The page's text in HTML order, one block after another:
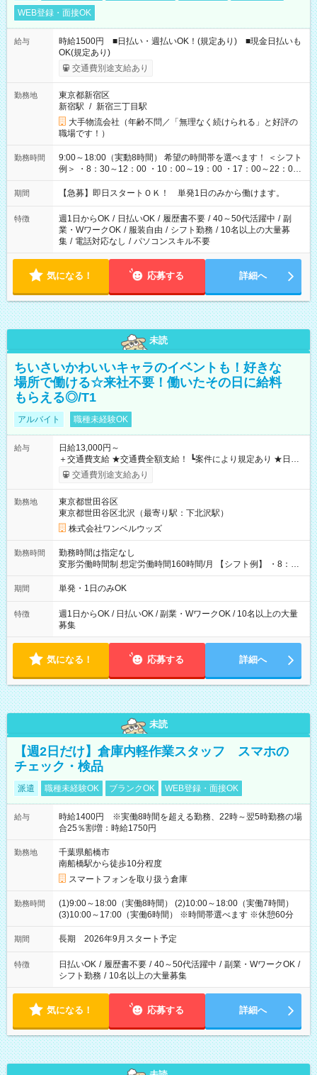
WEB登録・面接OK
給与
時給1500円 ■日払い・週払いOK！(規定あり) ■現金日払いも
OK(規定あり)
交通費別途支給あり
勤務地
東京都新宿区
新宿駅 / 新宿三丁目駅
大手物流会社（年齢不問／「無理なく続けられる」と好評の
職場です！）
勤務時間
9:00～18:00（実動8時間） 希望の時間帯を選べます！ ＜シフト
例＞ ・8：30～12：00 ・10：00～19：00 ・17：00～22：00
・13：00～22：00 ・22：00～翌6：00 など
期間 【急募】即日スタートＯＫ！ 単発1日のみから働けます。
特徴 週1日からOK / 日払いOK / 履歴書不要 / 40～50代活躍中 / 副
業・WワークOK / 服装自由 / シフト勤務 / 10名以上の大量募
集 / 電話対応なし / パソコンスキル不要
気になる！ 応募する 詳細へ
未読
ちいさいかわいいキャラのイベントも！好きな
場所で働ける☆来社不要！働いたその日に給料
もらえる◎/T1
アルバイト 職種未経験OK
給与
日給13,000円～
＋交通費支給 ★交通費全額支給！ ┗案件により規定あり ★日払
いOK！（規定あり） ┗働いたその日に現金GET♪ お仕事後はコ
ンビニATMから 日払い分を引き落とせます！ 【試用期間】試
交通費別途支給あり
勤務地
東京都世田谷区
東京都世田谷区北沢（最寄り駅：下北沢駅）
株式会社ワンベルウッズ
勤務時間
勤務時間は指定なし
変形労働時間制 想定労働時間160時間/月 【シフト例】 ・8：00
～21：00
期間 単発・1日のみOK
特徴
週1日からOK / 日払いOK / 副業・WワークOK / 10名以上の大量
募集
気になる！ 応募する 詳細へ
未読
【週2日だけ】倉庫内軽作業スタッフ スマホの
チェック・検品
派遣 職種未経験OK ブランクOK WEB登録・面接OK
給与
時給1400円 ※実働8時間を超える勤務、22時～翌5時勤務の場
合25％割増：時給1750円
勤務地
千葉県船橋市
南船橋駅から徒歩10分程度
スマートフォンを取り扱う倉庫
勤務時間
(1)9:00～18:00（実働8時間） (2)10:00～18:00（実働7時間）
(3)10:00～17:00（実働6時間） ※時間帯選べます ※休憩60分
期間 長期 2026年9月スタート予定
特徴 日払いOK / 履歴書不要 / 40～50代活躍中 / 副業・WワークOK /
シフト勤務 / 10名以上の大量募集
気になる！ 応募する 詳細へ